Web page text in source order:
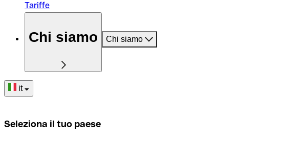
Tariffe
Chi siamo Chi siamo
it
Seleziona il tuo paese